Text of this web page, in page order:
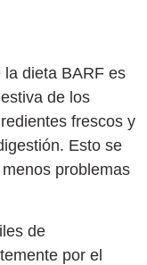
dieta BARF es
de los
frescos y
Esto se
problemas
de
por el